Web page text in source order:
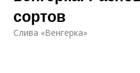
сортов
Слива «Венгерка»